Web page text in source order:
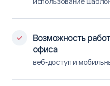
Возможность
офиса
веб‑доступ и